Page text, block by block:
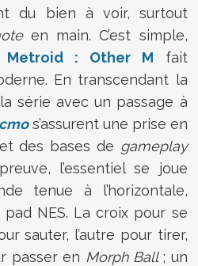
du bien à voir, surtout
en main. C’est simple,
Metroid : Other M fait
En transcendant la
série avec un passage à
s’assurent une prise en
des bases de gameplay
l’essentiel se joue
tenue à l’horizontale,
NES. La croix pour se
sauter, l’autre pour tirer,
passer en Morph Ball; un